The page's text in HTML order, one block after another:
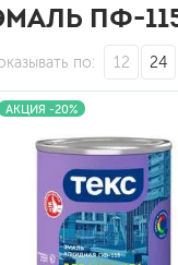
работ
работ
и для сложных
ПФ-
по 12 24
АКЦИЯ -20%